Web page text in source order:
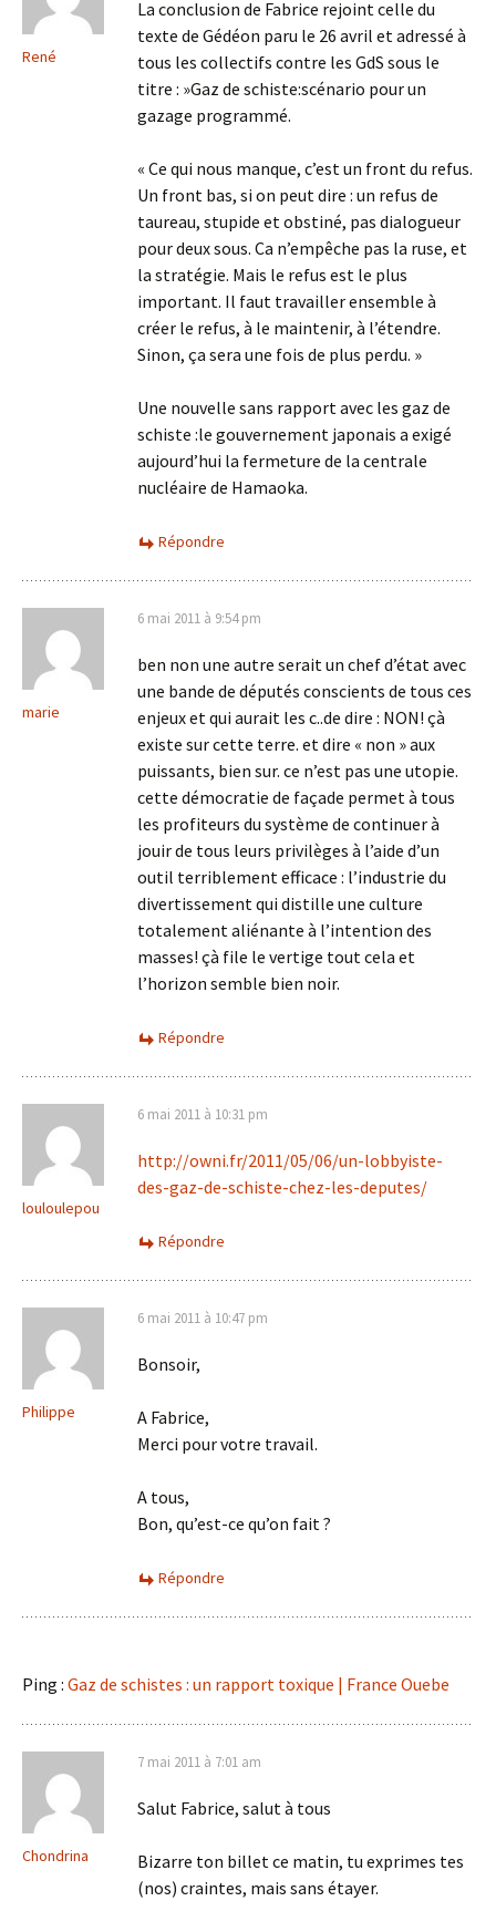
René
La conclusion de Fabrice rejoint celle du
texte de Gédéon paru le 26 avril et adressé à
tous les collectifs contre les GdS sous le
titre : »Gaz de schiste:scénario pour un
gazage programmé.
« Ce qui nous manque, c’est un front du refus.
Un front bas, si on peut dire : un refus de
taureau, stupide et obstiné, pas dialogueur
pour deux sous. Ca n’empêche pas la ruse, et
la stratégie. Mais le refus est le plus
important. Il faut travailler ensemble à
créer le refus, à le maintenir, à l’étendre.
Sinon, ça sera une fois de plus perdu. »
Une nouvelle sans rapport avec les gaz de
schiste :le gouvernement japonais a exigé
aujourd’hui la fermeture de la centrale
nucléaire de Hamaoka.
Répondre
marie
6 mai 2011 à 9:54 pm
ben non une autre serait un chef d’état avec
une bande de députés conscients de tous ces
enjeux et qui aurait les c..de dire : NON! çà
existe sur cette terre. et dire « non » aux
puissants, bien sur. ce n’est pas une utopie.
cette démocratie de façade permet à tous
les profiteurs du système de continuer à
jouir de tous leurs privilèges à l’aide d’un
outil terriblement efficace : l’industrie du
divertissement qui distille une culture
totalement aliénante à l’intention des
masses! çà file le vertige tout cela et
l’horizon semble bien noir.
Répondre
louloulepou
6 mai 2011 à 10:31 pm
http://owni.fr/2011/05/06/un-lobbyiste-
des-gaz-de-schiste-chez-les-deputes/
Répondre
Philippe
6 mai 2011 à 10:47 pm
Bonsoir,
A Fabrice,
Merci pour votre travail.
A tous,
Bon, qu’est-ce qu’on fait ?
Répondre
Ping : Gaz de schistes : un rapport toxique | France Ouebe
Chondrina
7 mai 2011 à 7:01 am
Salut Fabrice, salut à tous
Bizarre ton billet ce matin, tu exprimes tes
(nos) craintes, mais sans étayer.